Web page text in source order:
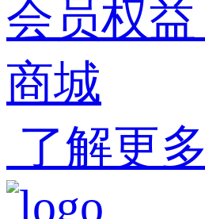
会员权益
商城
了解更多